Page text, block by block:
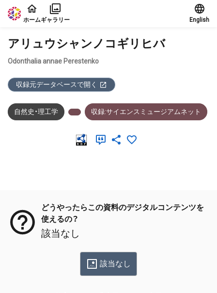
本文に飛ぶ
ホームギャラリー English
アリュウシャンノコギリヒバ
Odonthalia annae Perestenko
収録元データベースで開く
自然史・理工学 収録:サイエンスミュージアムネット
どうやったらこの資料のデジタルコンテンツを
使えるの？
該当なし
該当なし